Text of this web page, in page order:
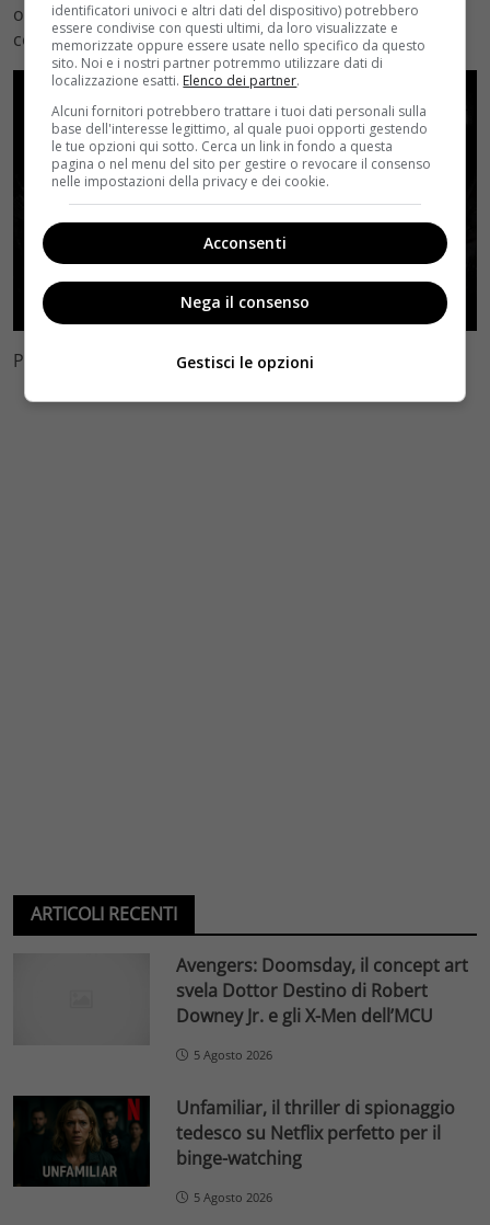
offerto a tutti i partecipanti anche il caffè per fare
colazione insieme al mattino.
Photo Credits: Universal Pictures
ARTICOLI RECENTI
Avengers: Doomsday, il concept art
svela Dottor Destino di Robert
Downey Jr. e gli X-Men dell’MCU
5 Agosto 2026
Unfamiliar, il thriller di spionaggio
tedesco su Netflix perfetto per il
binge-watching
5 Agosto 2026
identificatori univoci e altri dati del dispositivo) potrebbero
essere condivise con questi ultimi, da loro visualizzate e
memorizzate oppure essere usate nello specifico da questo
sito. Noi e i nostri partner potremmo utilizzare dati di
localizzazione esatti. Elenco dei partner.
Alcuni fornitori potrebbero trattare i tuoi dati personali sulla
base dell'interesse legittimo, al quale puoi opporti gestendo
le tue opzioni qui sotto. Cerca un link in fondo a questa
pagina o nel menu del sito per gestire o revocare il consenso
nelle impostazioni della privacy e dei cookie.
Acconsenti
Nega il consenso
Gestisci le opzioni